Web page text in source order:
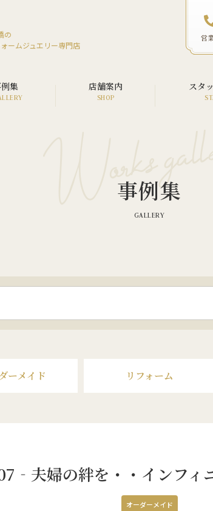
の
ームジュエリー専門店
ウエディン
集 店舗案内 スタ
事例集
ーメイド リフォーム
夫婦の絆を・・インフィ
オーダーメイド